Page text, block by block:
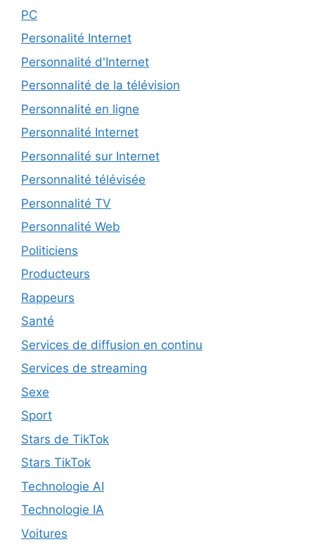
PC
Personalité Internet
Personnalité d'Internet
Personnalité de la télévision
Personnalité en ligne
Personnalité Internet
Personnalité sur Internet
Personnalité télévisée
Personnalité TV
Personnalité Web
Politiciens
Producteurs
Rappeurs
Santé
Services de diffusion en continu
Services de streaming
Sexe
Sport
Stars de TikTok
Stars TikTok
Technologie AI
Technologie IA
Voitures